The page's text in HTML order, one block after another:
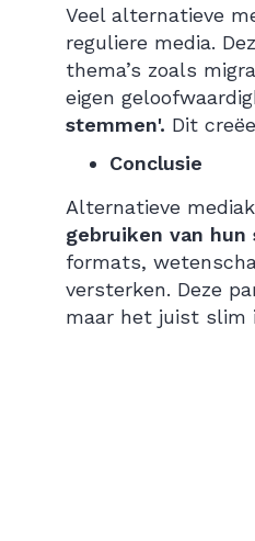
Veel alternatieve
reguliere media.
thema’s zoals
eigen
stemmen'. Dit
Conclusie
Alternatieve
gebruiken van
formats,
versterken. Deze
maar het juist slim